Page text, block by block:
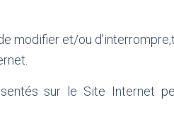
modifier et/ou
sur le Site Internet